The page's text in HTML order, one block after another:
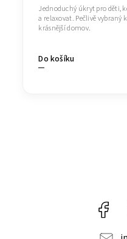
Do košíku
Jednoduchý úkryt pro děti,
a relaxovat. Pečlivě vybraný
krásnější domov.